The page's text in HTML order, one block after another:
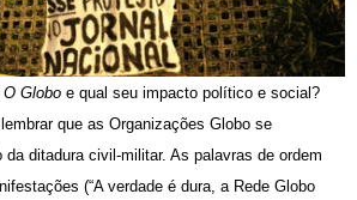
O Globo e qual seu impacto político e social?
que as Organizações Globo se
ditadura civil-militar. As palavras de ordem
(“A verdade é dura, a Rede Globo